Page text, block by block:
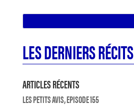
LES DERNIERS RÉCITS
ARTICLES RÉCENTS
LES PETITS AVIS, EPISODE 155